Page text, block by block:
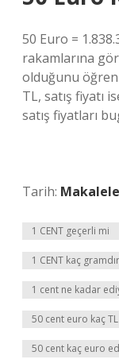
50 Euro =
rakamlarına
olduğunu
TL, satış fiyatı
satış fiyatları
Tarih:
1 CENT geçerli mi
1 CENT kaç gramdır
1 cent ne kadar
50 cent euro kaç
50 cent kaç euro